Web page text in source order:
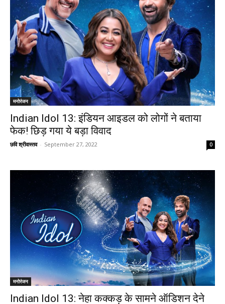
मनोरंजन
Indian Idol 13: इंडियन आइडल को लोगों ने बताया
फेक! छिड़ गया ये बड़ा विवाद
छवि श्रीवास्तव - September 27, 2022 0
मनोरंजन
Indian Idol 13: नेहा कक्कड़ के सामने ऑडिशन देने